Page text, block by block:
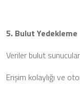
5. Bulut Yedekleme
Veriler bulut
Erişim kolaylığı ve